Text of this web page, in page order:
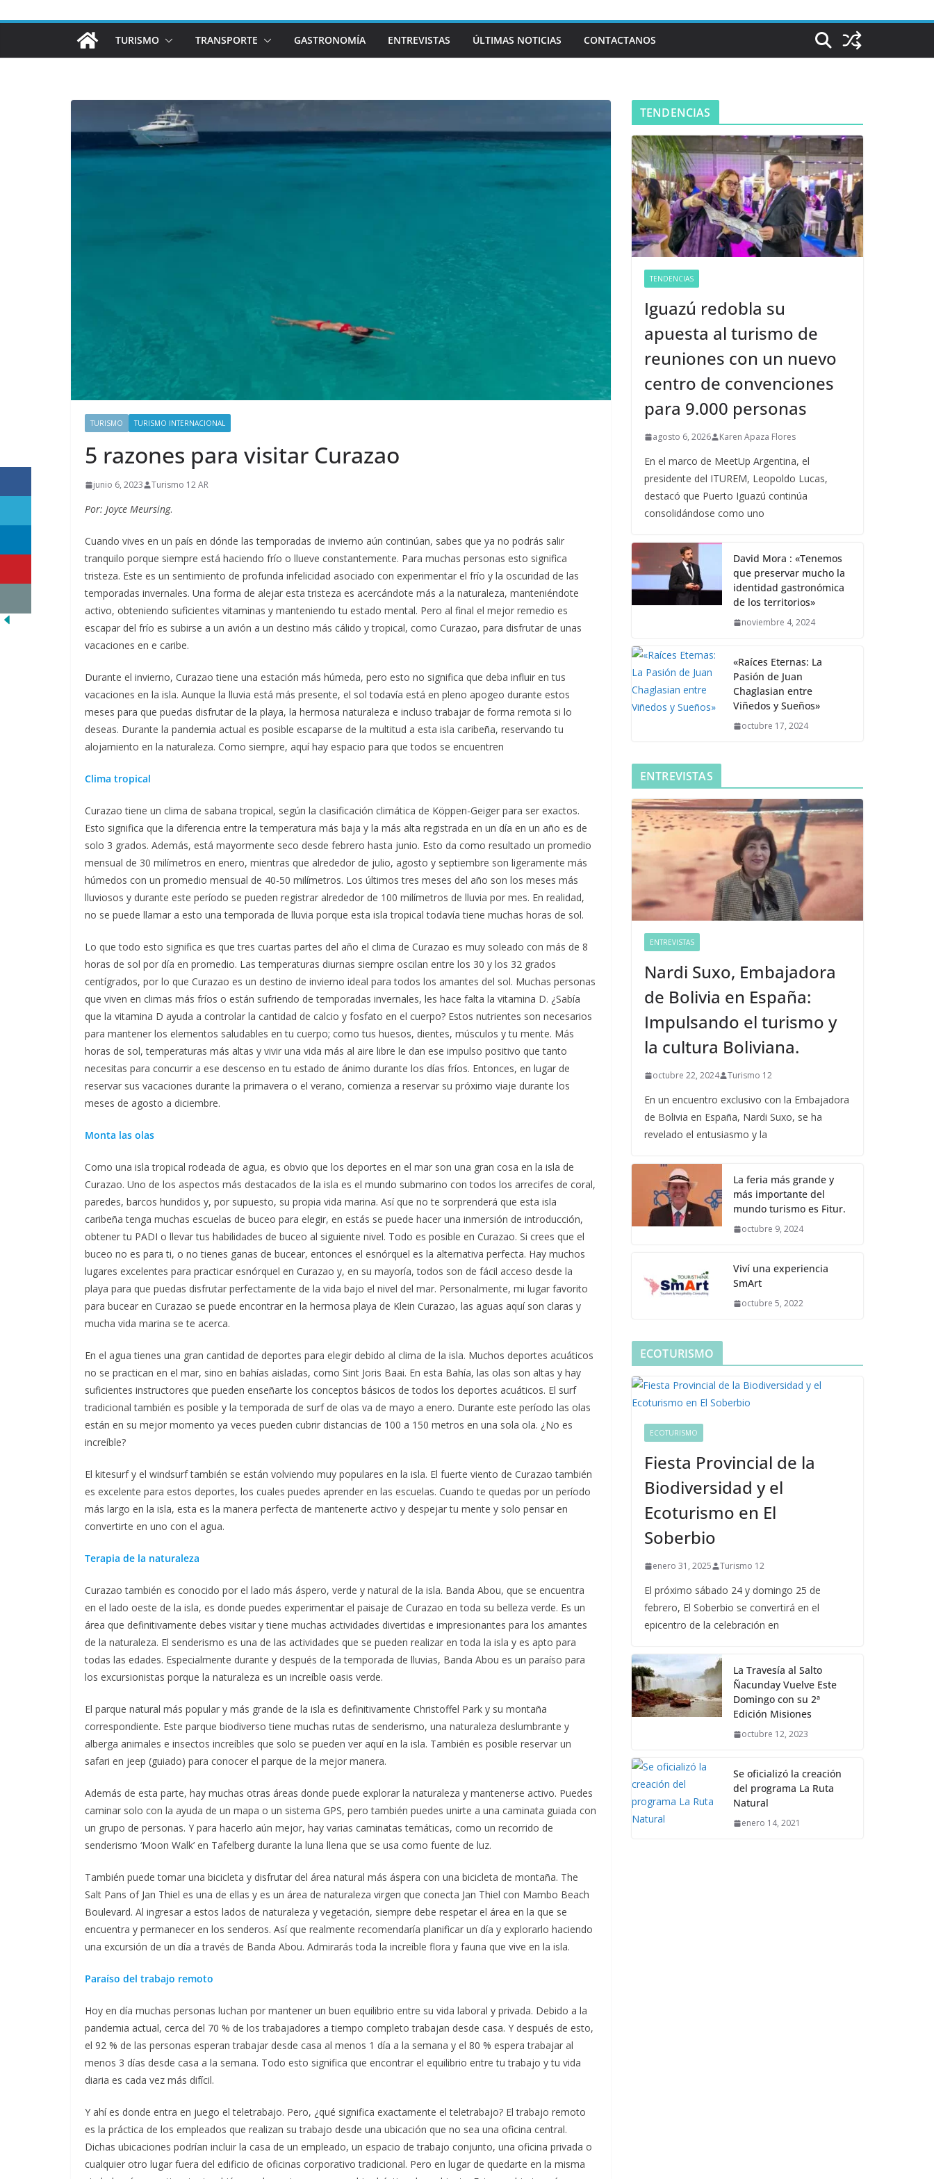
TURISMO TRANSPORTE GASTRONOMÍA ENTREVISTAS ÚLTIMAS NOTICIAS CONTACTANOS
TURISMO TURISMO INTERNACIONAL
5 razones para visitar Curazao
junio 6, 2023 Turismo 12 AR
Por: Joyce Meursing.
Cuando vives en un país en dónde las temporadas de invierno aún continúan, sabes que ya no podrás salir
tranquilo porque siempre está haciendo frío o llueve constantemente. Para muchas personas esto significa
tristeza. Este es un sentimiento de profunda infelicidad asociado con experimentar el frío y la oscuridad de las
temporadas invernales. Una forma de alejar esta tristeza es acercándote más a la naturaleza, manteniéndote
activo, obteniendo suficientes vitaminas y manteniendo tu estado mental. Pero al final el mejor remedio es
escapar del frío es subirse a un avión a un destino más cálido y tropical, como Curazao, para disfrutar de unas
vacaciones en e caribe.
Durante el invierno, Curazao tiene una estación más húmeda, pero esto no significa que deba influir en tus
vacaciones en la isla. Aunque la lluvia está más presente, el sol todavía está en pleno apogeo durante estos
meses para que puedas disfrutar de la playa, la hermosa naturaleza e incluso trabajar de forma remota si lo
deseas. Durante la pandemia actual es posible escaparse de la multitud a esta isla caribeña, reservando tu
alojamiento en la naturaleza. Como siempre, aquí hay espacio para que todos se encuentren
Clima tropical
Curazao tiene un clima de sabana tropical, según la clasificación climática de Köppen-Geiger para ser exactos.
Esto significa que la diferencia entre la temperatura más baja y la más alta registrada en un día en un año es de
solo 3 grados. Además, está mayormente seco desde febrero hasta junio. Esto da como resultado un promedio
mensual de 30 milímetros en enero, mientras que alrededor de julio, agosto y septiembre son ligeramente más
húmedos con un promedio mensual de 40-50 milímetros. Los últimos tres meses del año son los meses más
lluviosos y durante este período se pueden registrar alrededor de 100 milímetros de lluvia por mes. En realidad,
no se puede llamar a esto una temporada de lluvia porque esta isla tropical todavía tiene muchas horas de sol.
Lo que todo esto significa es que tres cuartas partes del año el clima de Curazao es muy soleado con más de 8
horas de sol por día en promedio. Las temperaturas diurnas siempre oscilan entre los 30 y los 32 grados
centígrados, por lo que Curazao es un destino de invierno ideal para todos los amantes del sol. Muchas personas
que viven en climas más fríos o están sufriendo de temporadas invernales, les hace falta la vitamina D. ¿Sabía
que la vitamina D ayuda a controlar la cantidad de calcio y fosfato en el cuerpo? Estos nutrientes son necesarios
para mantener los elementos saludables en tu cuerpo; como tus huesos, dientes, músculos y tu mente. Más
horas de sol, temperaturas más altas y vivir una vida más al aire libre le dan ese impulso positivo que tanto
necesitas para concurrir a ese descenso en tu estado de ánimo durante los días fríos. Entonces, en lugar de
reservar sus vacaciones durante la primavera o el verano, comienza a reservar su próximo viaje durante los
meses de agosto a diciembre.
Monta las olas
Como una isla tropical rodeada de agua, es obvio que los deportes en el mar son una gran cosa en la isla de
Curazao. Uno de los aspectos más destacados de la isla es el mundo submarino con todos los arrecifes de coral,
paredes, barcos hundidos y, por supuesto, su propia vida marina. Así que no te sorprenderá que esta isla
caribeña tenga muchas escuelas de buceo para elegir, en estás se puede hacer una inmersión de introducción,
obtener tu PADI o llevar tus habilidades de buceo al siguiente nivel. Todo es posible en Curazao. Si crees que el
buceo no es para ti, o no tienes ganas de bucear, entonces el esnórquel es la alternativa perfecta. Hay muchos
lugares excelentes para practicar esnórquel en Curazao y, en su mayoría, todos son de fácil acceso desde la
playa para que puedas disfrutar perfectamente de la vida bajo el nivel del mar. Personalmente, mi lugar favorito
para bucear en Curazao se puede encontrar en la hermosa playa de Klein Curazao, las aguas aquí son claras y
mucha vida marina se te acerca.
En el agua tienes una gran cantidad de deportes para elegir debido al clima de la isla. Muchos deportes acuáticos
no se practican en el mar, sino en bahías aisladas, como Sint Joris Baai. En esta Bahía, las olas son altas y hay
suficientes instructores que pueden enseñarte los conceptos básicos de todos los deportes acuáticos. El surf
tradicional también es posible y la temporada de surf de olas va de mayo a enero. Durante este período las olas
están en su mejor momento ya veces pueden cubrir distancias de 100 a 150 metros en una sola ola. ¿No es
increíble?
El kitesurf y el windsurf también se están volviendo muy populares en la isla. El fuerte viento de Curazao también
es excelente para estos deportes, los cuales puedes aprender en las escuelas. Cuando te quedas por un período
más largo en la isla, esta es la manera perfecta de mantenerte activo y despejar tu mente y solo pensar en
convertirte en uno con el agua.
Terapia de la naturaleza
Curazao también es conocido por el lado más áspero, verde y natural de la isla. Banda Abou, que se encuentra
en el lado oeste de la isla, es donde puedes experimentar el paisaje de Curazao en toda su belleza verde. Es un
área que definitivamente debes visitar y tiene muchas actividades divertidas e impresionantes para los amantes
de la naturaleza. El senderismo es una de las actividades que se pueden realizar en toda la isla y es apto para
todas las edades. Especialmente durante y después de la temporada de lluvias, Banda Abou es un paraíso para
los excursionistas porque la naturaleza es un increíble oasis verde.
El parque natural más popular y más grande de la isla es definitivamente Christoffel Park y su montaña
correspondiente. Este parque biodiverso tiene muchas rutas de senderismo, una naturaleza deslumbrante y
alberga animales e insectos increíbles que solo se pueden ver aquí en la isla. También es posible reservar un
safari en jeep (guiado) para conocer el parque de la mejor manera.
Además de esta parte, hay muchas otras áreas donde puede explorar la naturaleza y mantenerse activo. Puedes
caminar solo con la ayuda de un mapa o un sistema GPS, pero también puedes unirte a una caminata guiada con
un grupo de personas. Y para hacerlo aún mejor, hay varias caminatas temáticas, como un recorrido de
senderismo ‘Moon Walk’ en Tafelberg durante la luna llena que se usa como fuente de luz.
También puede tomar una bicicleta y disfrutar del área natural más áspera con una bicicleta de montaña. The
Salt Pans of Jan Thiel es una de ellas y es un área de naturaleza virgen que conecta Jan Thiel con Mambo Beach
Boulevard. Al ingresar a estos lados de naturaleza y vegetación, siempre debe respetar el área en la que se
encuentra y permanecer en los senderos. Así que realmente recomendaría planificar un día y explorarlo haciendo
una excursión de un día a través de Banda Abou. Admirarás toda la increíble flora y fauna que vive en la isla.
Paraíso del trabajo remoto
Hoy en día muchas personas luchan por mantener un buen equilibrio entre su vida laboral y privada. Debido a la
pandemia actual, cerca del 70 % de los trabajadores a tiempo completo trabajan desde casa. Y después de esto,
el 92 % de las personas esperan trabajar desde casa al menos 1 día a la semana y el 80 % espera trabajar al
menos 3 días desde casa a la semana. Todo esto significa que encontrar el equilibrio entre tu trabajo y tu vida
diaria es cada vez más difícil.
Y ahí es donde entra en juego el teletrabajo. Pero, ¿qué significa exactamente el teletrabajo? El trabajo remoto
es la práctica de los empleados que realizan su trabajo desde una ubicación que no sea una oficina central.
Dichas ubicaciones podrían incluir la casa de un empleado, un espacio de trabajo conjunto, una oficina privada o
cualquier otro lugar fuera del edificio de oficinas corporativo tradicional. Pero en lugar de quedarte en la misma
TENDENCIAS
TENDENCIAS
Iguazú redobla su
apuesta al turismo de
reuniones con un nuevo
centro de convenciones
para 9.000 personas
agosto 6, 2026 Karen Apaza Flores
En el marco de MeetUp Argentina, el
presidente del ITUREM, Leopoldo Lucas,
destacó que Puerto Iguazú continúa
consolidándose como uno
David Mora : «Tenemos
que preservar mucho la
identidad gastronómica
de los territorios»
noviembre 4, 2024
«Raíces Eternas: La
Pasión de Juan
Chaglasian entre
Viñedos y Sueños»
octubre 17, 2024
ENTREVISTAS
ENTREVISTAS
Nardi Suxo, Embajadora
de Bolivia en España:
Impulsando el turismo y
la cultura Boliviana.
octubre 22, 2024 Turismo 12
En un encuentro exclusivo con la Embajadora
de Bolivia en España, Nardi Suxo, se ha
revelado el entusiasmo y la
La feria más grande y
más importante del
mundo turismo es Fitur.
octubre 9, 2024
Viví una experiencia
SmArt
octubre 5, 2022
ECOTURISMO
ECOTURISMO
Fiesta Provincial de la
Biodiversidad y el
Ecoturismo en El
Soberbio
enero 31, 2025 Turismo 12
El próximo sábado 24 y domingo 25 de
febrero, El Soberbio se convertirá en el
epicentro de la celebración en
La Travesía al Salto
Ñacunday Vuelve Este
Domingo con su 2ª
Edición Misiones
octubre 12, 2023
Se oficializó la creación
del programa La Ruta
Natural
enero 14, 2021